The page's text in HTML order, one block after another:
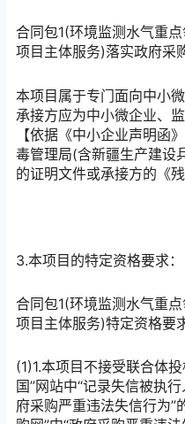
合同包1(环境监测水气重
项目主体服务)落实政府采
本项目属于专门面向中小
承接方应为中小微企业、
【依据《中小企业声明函
毒管理局(含新疆生产建设
的证明文件或承接方的《
3.本项目的特定资格要求：
合同包1(环境监测水气重
项目主体服务)特定资格要
(1)1.本项目不接受联合体
国”网站中“记录失信被执
府采购严重违法失信行为”